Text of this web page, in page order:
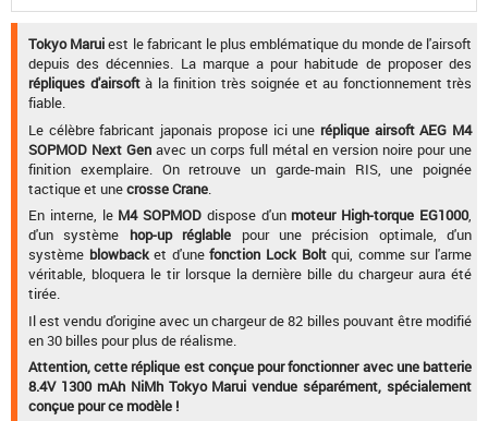
Tokyo Maruiest le fabricant le plus emblématique du monde de l'airsoft
depuis des décennies. La marque a pour habitude de proposer des
répliques d'airsoftà la finition très soignée et au fonctionnement très
fiable.
Le célèbre fabricant japonais propose ici une réplique airsoft AEG M4
SOPMOD Next Gen avec un corps full métal en version noire pour une
finition exemplaire. On retrouve un garde-main RIS, une poignée
tactique et unecrosse Crane
En interne, le M4 SOPMOD dispose d'un moteur High-torque EG1000,
d'un système hop-up réglable pour une précision optimale, d'un
système blowbacket d'unefonction Lock Boltqui, comme sur l'arme
véritable, bloquera le tir lorsque la dernière bille du chargeur aura été
tirée.
Il est vendu d'origine avec un chargeur de 82 billes pouvant être modifié
en 30 billes pour plus de réalisme.
Attention, cette réplique est conçue pour fonctionner avec une batterie
8.4V 1300 mAh NiMh Tokyo Marui vendue séparément, spécialement
conçue pour ce modèle !